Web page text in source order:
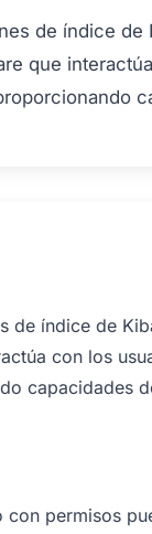
de índice de
que
de índice de
con los
capacidades
permisos